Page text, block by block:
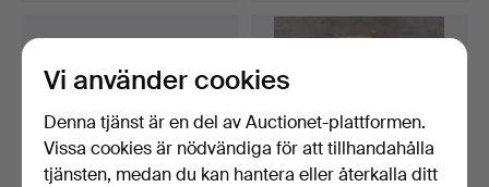
Vi använder cookies
Denna tjänst är en del av Auctionet-plattformen.
Vissa cookies är nödvändiga för att tillhandahålla
tjänsten, medan du kan hantera eller återkalla ditt